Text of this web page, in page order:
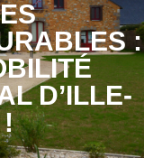
:
D’ILLE-
!